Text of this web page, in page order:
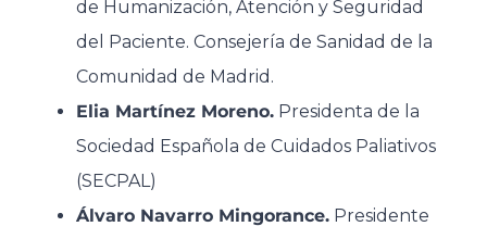
de Humanización, Atención y Seguridad
del Paciente. Consejería de Sanidad de la
Comunidad de Madrid.​
Elia Martínez Moreno.Presidenta de la
Sociedad Española de Cuidados Paliativos
(SECPAL)​
Álvaro Navarro Mingorance.Presidente